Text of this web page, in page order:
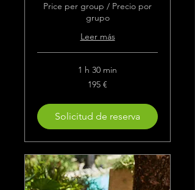
Price per group / Precio por
grupo
Leer más
1 h 30 min
195 €
Solicitud de reserva